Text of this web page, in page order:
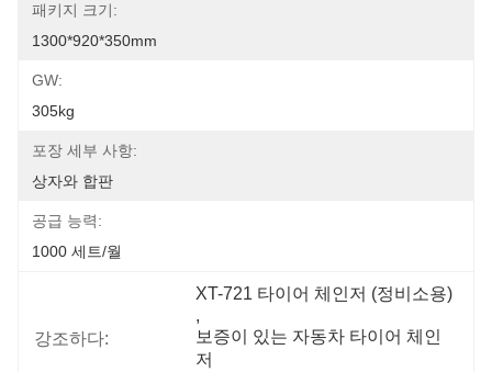
패키지 크기:
1300*920*350mm
GW:
305kg
포장 세부 사항:
상자와 합판
공급 능력:
1000 세트/월
강조하다:
XT-721 타이어 체인저 (정비소용)
,
보증이 있는 자동차 타이어 체인
저